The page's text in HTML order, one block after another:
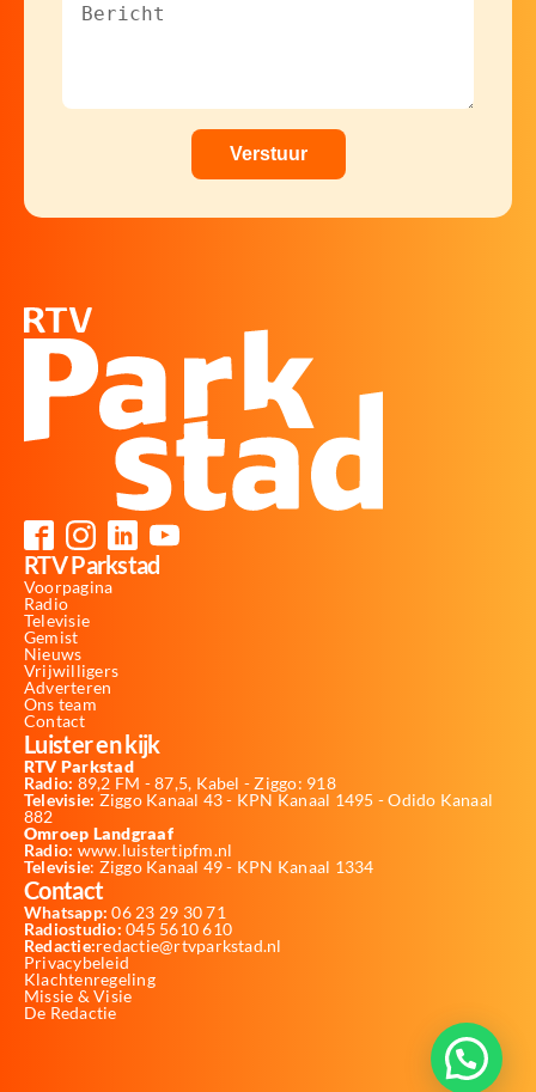
RTV Parkstad
Voorpagina
Radio
Televisie
Gemist
Nieuws
Vrijwilligers
Adverteren
Ons team
Contact
Luister en kijk
RTV Parkstad
Radio: 89,2 FM - 87,5, Kabel - Ziggo: 918
Televisie: Ziggo Kanaal 43 - KPN Kanaal 1495 - Odido Kanaal
882
Omroep Landgraaf
Radio: www.luistertipfm.nl
Televisie: Ziggo Kanaal 49 - KPN Kanaal 1334
Contact
Whatsapp: 06 23 29 30 71
Radiostudio: 045 5610 610
Redactie:redactie@rtvparkstad.nl
Privacybeleid
Klachtenregeling
Missie & Visie
De Redactie